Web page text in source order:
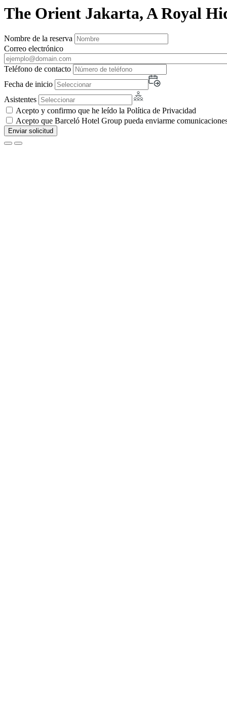
The Orient Jakarta, A Royal
Nombre de la reserva
Correo electrónico
Teléfono de contacto
Fecha de inicio
Asistentes
Acepto y confirmo que he leído la Política de Privacidad
Acepto que Barceló Hotel Group pueda enviarme
Enviar solicitud